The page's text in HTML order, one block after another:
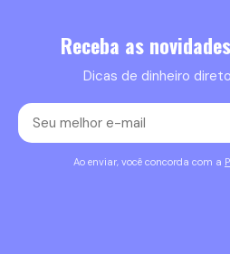
Receba as
Dicas de dinheiro
Ao enviar, você concorda com a